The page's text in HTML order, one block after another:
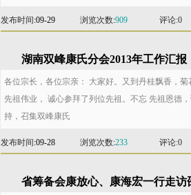
发布时间 :09-29 浏览次数:909 评论:0
湖南双峰康氏分会2013年工作汇报
各位宗长，各位宗亲： 大家好。又到丹桂飘香，
先祖伟业， 诚心参拜了列位先祖。不忘 先祖恩德
持，召集双峰康氏
发布时间 :09-28 浏览次数:233 评论:0
省筹备会康放心、康海宏一行走访